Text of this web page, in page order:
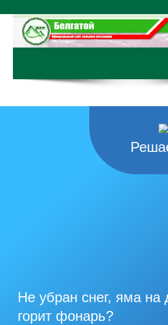
содержимому
Не убран снег, яма на
горит фонарь?